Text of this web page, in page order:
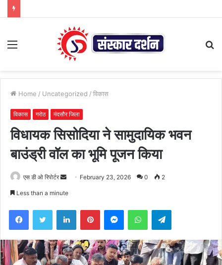
Menu
Home / Uncategorized / विकास
विकास गरोठ मंदसौर जिला
विधायक सिसोदिया ने सामुदायिक भवन
बाउंड्री वॉल का भूमि पूजन किया
एस डी ओ रिपोर्टर
Send February 23, 2026 0 2
Less than a minute
FacebookTwitter LinkedInPinterestMessengerWhatsAppTelegram